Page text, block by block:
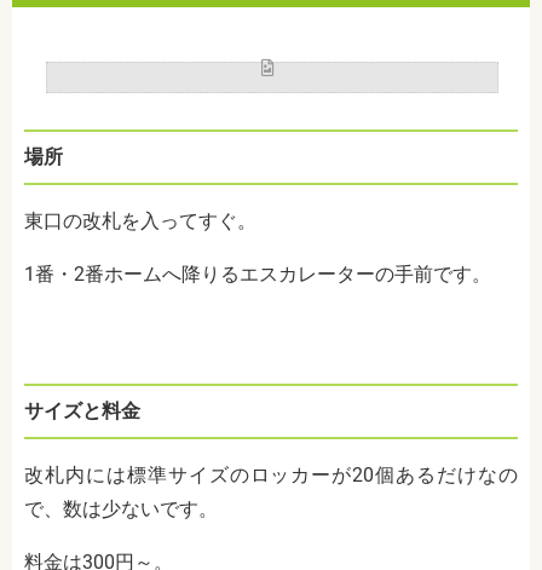
場所
東口の改札を入ってすぐ。
1 番・ 2番ホームへ降りるエスカレーターの手前です。
サイズと料金
改札内には標準サイズのロッカーが20個あるだけなの
で、数は少ないです。
料金は300円～。